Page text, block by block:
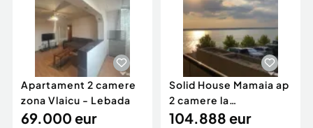
Apartament 2 camere
zona Vlaicu - Lebada
69.000 eur
Solid House Mamaia ap
2 camere la
cheie,langa Mega
104.888 eur